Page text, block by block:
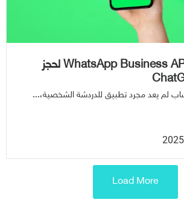
كيفية استخدام WhatsApp Business API لحجز
يعد مجرد تطبيق للدردشة الشخصية،...
Load More